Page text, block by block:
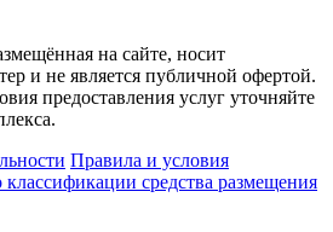
на сайте, носит
и не является публичной офертой.
предоставления услуг уточняйте
Правила и условия
классификации средства размещения